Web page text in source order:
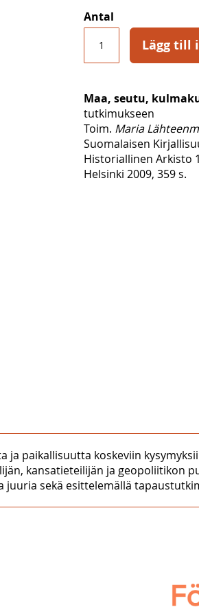
Antal
Lägg till
Maa, seutu,
tutkimukseen
Toim. Maria
Suomalaisen
Historiallinen Arkisto
Helsinki 2009, 359 s.
paikallisuutta koskeviin
kansatieteilijän ja geopoliitikon
sekä esittelemällä